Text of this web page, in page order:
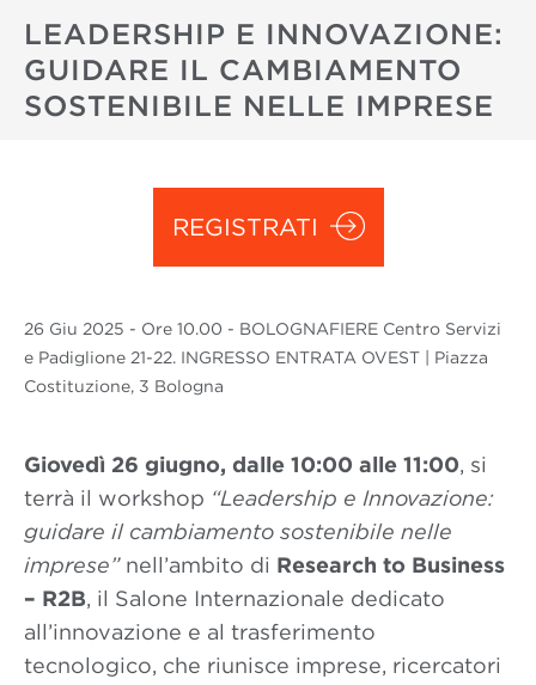
LEADERSHIP E INNOVAZIONE:
GUIDARE IL CAMBIAMENTO
SOSTENIBILE NELLE IMPRESE
REGISTRATI
26 Giu 2025 - Ore 10.00 - BOLOGNAFIERE Centro Servizi
e Padiglione 21-22. INGRESSO ENTRATA OVEST | Piazza
Costituzione, 3 Bologna
Giovedì 26 giugno, dalle 10:00 alle 11:00, si
terrà il workshop “Leadership e Innovazione:
guidare il cambiamento sostenibile nelle
imprese”nell’ambito di Research to Business
– R2B, il Salone Internazionale dedicato
all’innovazione e al trasferimento
tecnologico, che riunisce imprese, ricercatori